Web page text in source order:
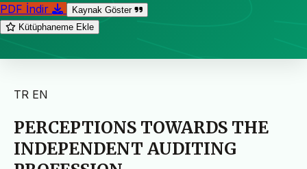
PDF İndir
Kaynak Göster
Kütüphaneme Ekle
TR EN
PERCEPTIONS TOWARDS THE
INDEPENDENT AUDITING